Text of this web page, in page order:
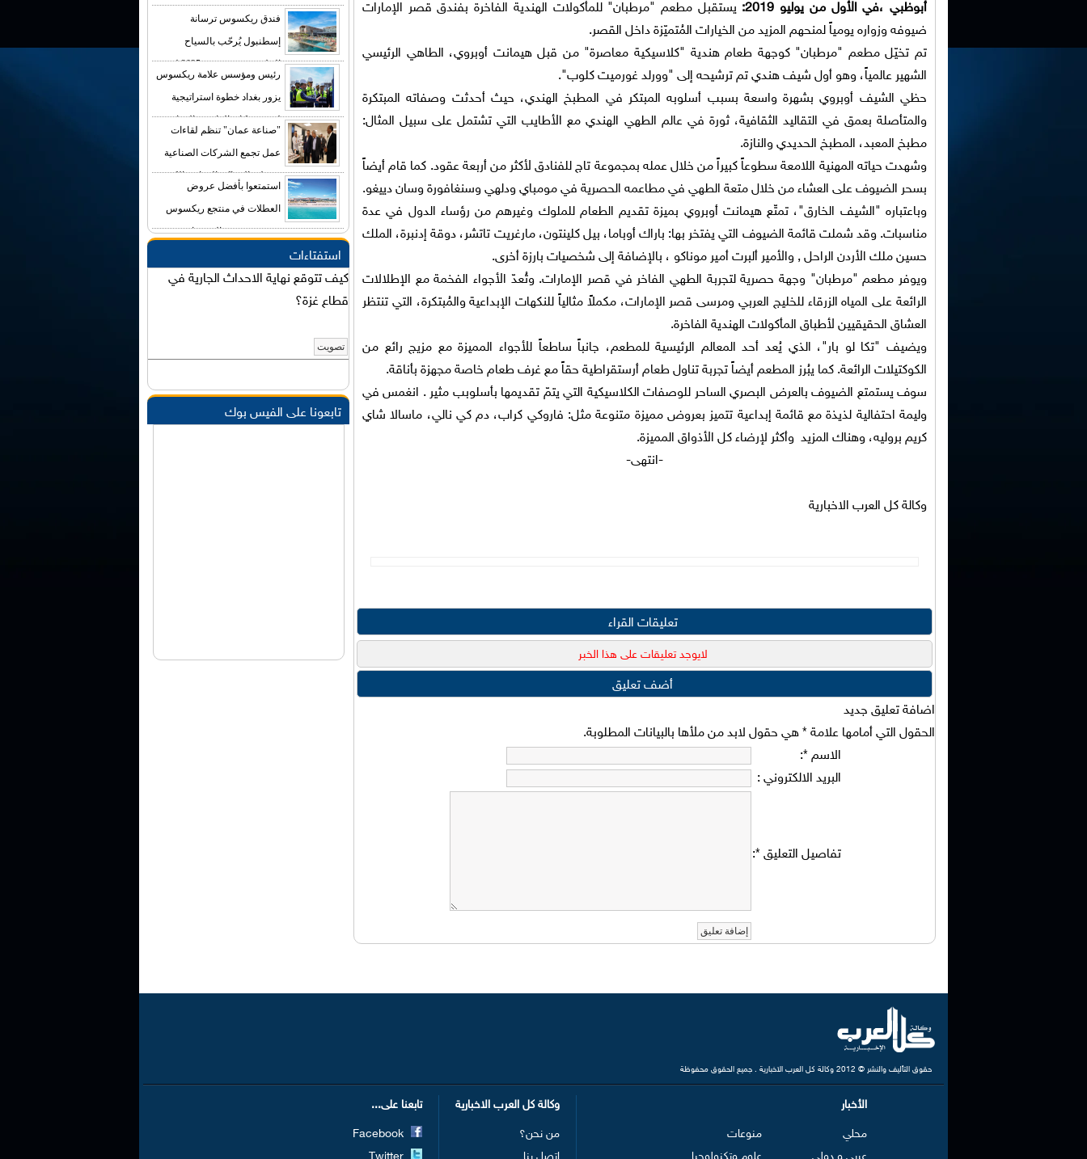
أبوظبي ،في الأول من يوليو 2019:
يستقبل مطعم "مرطبان" للمأكولات الهندية الفاخرة بفندق قصر الإمارات
ضيوفه وزواره يومياً لمنحهم المزيد من الخيارات المُتميّزة داخل القصر.
تم تخيّل مطعم "مرطبان" كوجهة طعام هندية "كلاسيكية معاصرة" من قبل هيمانت أوبروي، الطاهي الرئيسي
الشهير عالمياً، وهو أول شيف هندي تم ترشيحه إلى "وورلد غورميت كلوب".
حظي الشيف أوبروي بشهرة واسعة بسبب أسلوبه المبتكر في المطبخ الهندي، حيث أحدثت وصفاته المبتكرة
والمتأصلة بعمق في التقاليد الثقافية، ثورة في عالم الطهي الهندي مع الأطايب التي تشتمل على سبيل المثال:
مطبخ المعبد، المطبخ الحديدي والنازة.
وشهدت حياته المهنية اللامعة سطوعاً كبيراً من خلال عمله بمجموعة تاج للفنادق لأكثر من أربعة عقود. كما قام أيضاً
بسحر الضيوف على العشاء من خلال متعة الطهي في مطاعمه الحصرية في مومباي ودلهي وسنغافورة وسان دييغو.
وباعتباره "الشيف الخارق"، تمتّع هيمانت أوبروي بميزة تقديم الطعام للملوك وغيرهم من رؤساء الدول في عدة
مناسبات. وقد شملت قائمة الضيوف التي يفتخر بها: باراك أوباما، بيل كلينتون، مارغريت تاتشر، دوقة إدنبرة، الملك
حسين ملك الأردن الراحل , والأمير ألبرت أمير موناكو ، بالإضافة إلى شخصيات بارزة أخرى.
ويوفر مطعم "مرطبان" وجهة حصرية لتجربة الطهي الفاخر في قصر الإمارات. وتُعدّ الأجواء الفخمة مع الإطلالات
الرائعة على المياه الزرقاء للخليج العربي ومرسى قصر الإمارات، مكملاً مثالياً للنكهات الإبداعية والمُبتكرة، التي تنتظر
العشاق الحقيقيين لأطباق المأكولات الهندية الفاخرة.
ويضيف "تكا لو بار"، الذي يُعد أحد المعالم الرئيسية للمطعم، جانباً ساطعاً للأجواء المميزة مع مزيج رائع من
الكوكتيلات الرائعة. كما يبُرز المطعم أيضاً تجربة تناول طعام أرستقراطية حقاً مع غرف طعام خاصة مجهزة بأناقة.
سوف يستمتع الضيوف بالعرض البصري الساحر للوصفات الكلاسيكية التي يتمّ تقديمها بأسلوبب مثير . انغمس في
وليمة احتفالية لذيذة مع قائمة إبداعية تتميز بعروض مميزة متنوعة مثل: فاروكي كراب، دم كي نالي، ماسالا شاي
كريم بروليه، وهناك المزيد وأكثر لإرضاء كل الأذواق المميزة.
-انتهى-
وكالة كل العرب الاخبارية
تعليقات القراء
لايوجد تعليقات على هذا الخبر
أضف تعليق
اضافة تعليق جديد
الحقول التي أمامها علامة * هي حقول لابد من ملأها بالبيانات المطلوبة.
الاسم*
:
البريد الالكتروني:
تفاصيل التعليق*
:
فندق ريكسوس ترسانة
إسطنبول يُرحّب بالسياح
الخليجيين في صيف 2025 لتجربة
ضيافة فاخرة
رئيس ومؤسس علامة ريكسوس
يزور بغداد خطوة استراتيجية
لتعزيز مكانة العاصمة العراقية
بين وجهات الضيافة الفاخرة حول العالم
"صناعة عمان" تنظم لقاءات
عمل تجمع الشركات الصناعية
بممثلي المراكز التجارية الكبرى
والفنادق في المملكة
استمتعوا بأفضل عروض
العطلات في منتجع ريكسوس
بريميوم جزيرة السعديات
استفتاءات
كيف تتوقع نهاية الاحداث الجارية في
قطاع غزة؟
تابعونا على الفيس بوك
حقوق التأليف والنشر © 2012 وكالة كل العرب الاخبارية . جميع الحقوق محفوظة
الأخبار
محلي
منوعات
وكالة كل العرب الاخبارية
من نحن؟
تابعنا على...
Facebook